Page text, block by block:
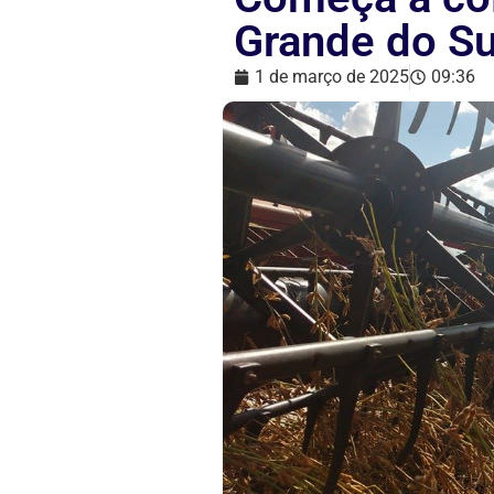
Grande do
1 de março de 2025 09:36